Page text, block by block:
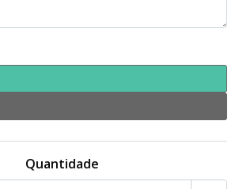
Quantidade